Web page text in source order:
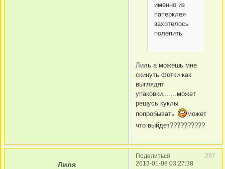
именно из
паперклея
захотелось
полепить
Лиль а можeшь мне
скинуть фотки как
выглядят
упаковки.......может
решусь куклы
попробывать
может
что выйдет??????????
Поделиться
287
2013-01-08 03:27:38
Лиля